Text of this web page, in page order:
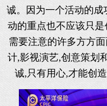
诚。因为一个活动的
动的重点也不应该只
需要注意的许多方方
计,影视演艺,创意策划
诚,只有用心,才能创